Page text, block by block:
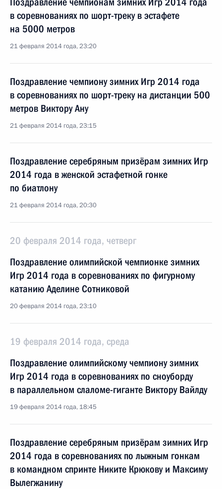
в соревнованиях по шорт-треку в эстафете
на 5000 метров
21 февраля 2014 года, 23:20
Поздравление чемпиону зимних Игр 2014 года
в соревнованиях по шорт-треку на дистанции 500
метров Виктору Ану
21 февраля 2014 года, 23:15
Поздравление серебряным призёрам зимних Игр
2014 года в женской эстафетной гонке
по биатлону
21 февраля 2014 года, 20:30
20 февраля 2014 года, четверг
Поздравление олимпийской чемпионке зимних
Игр 2014 года в соревнованиях по фигурному
катанию Аделине Сотниковой
20 февраля 2014 года, 23:10
19 февраля 2014 года, среда
Поздравление олимпийскому чемпиону зимних
Игр 2014 года в соревнованиях по сноуборду
в параллельном слаломе-гиганте Виктору Вайлду
19 февраля 2014 года, 18:45
Поздравление серебряным призёрам зимних Игр
2014 года в соревнованиях по лыжным гонкам
в командном спринте Никите Крюкову и Максиму
Вылегжанину